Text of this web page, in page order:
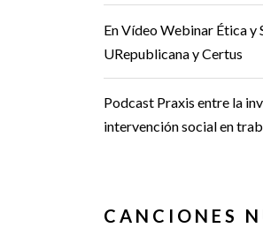
En Vídeo Webinar Ética y
URepublicana y Certus
Podcast Praxis entre la
intervención social en
CANCIONES